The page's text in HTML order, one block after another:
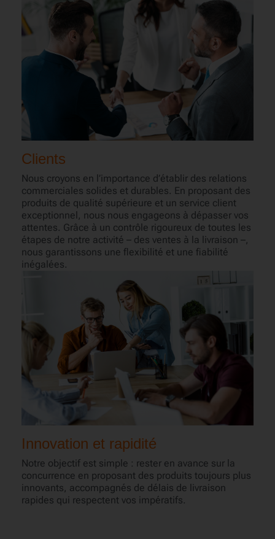
Clients
Nous croyons en l’importance d’établir des relations
commerciales solides et durables. En proposant des
produits de qualité supérieure et un service client
exceptionnel, nous nous engageons à dépasser vos
attentes. Grâce à un contrôle rigoureux de toutes les
étapes de notre activité – des ventes à la livraison –,
nous garantissons une flexibilité et une fiabilité
inégalées.
Innovation et rapidité
Notre objectif est simple : rester en avance sur la
concurrence en proposant des produits toujours plus
innovants, accompagnés de délais de livraison
rapides qui respectent vos impératifs.